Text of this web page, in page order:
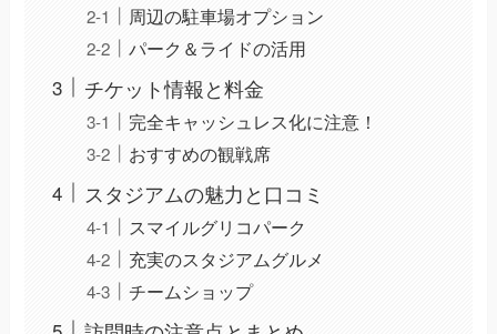
周辺の駐車場オプション
パーク＆ライドの活用
チケット情報と料金
完全キャッシュレス化に注意！
おすすめの観戦席
スタジアムの魅力と口コミ
スマイルグリコパーク
充実のスタジアムグルメ
チームショップ